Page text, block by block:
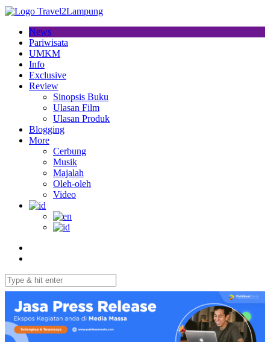
News
Pariwisata
UMKM
Info
Exclusive
Review
Sinopsis Buku
Ulasan Film
Ulasan Produk
Blogging
More
Cerbung
Musik
Majalah
Oleh-oleh
Video